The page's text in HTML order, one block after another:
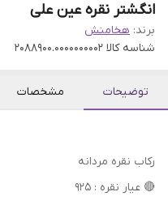
انگشتر نقره عین علی
برند: هخامنش
شناسه کالا 2088900.0000000002
توضیحات مشخصات
رکاب نقره مردانه
🔴 عیار نقره : 925